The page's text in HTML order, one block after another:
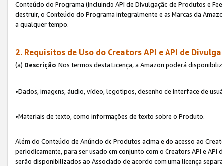
Conteúdo do Programa (incluindo API de Divulgação de Produtos e
destruir, o Conteúdo do Programa integralmente e as Marcas da
a qualquer tempo.
2. Requisitos de Uso do Creators API e API de
(a) Descrição. Nos termos desta Licença, a Amazon poderá
•Dados, imagens, áudio, vídeo, logotipos, desenho de interface de
•Materiais de texto, como informações de texto sobre o Produto.
Além do Conteúdo de Anúncio de Produtos acima e do acesso ao
periodicamente, para ser usado em conjunto com o Creators API e
serão disponibilizados ao Associado de acordo com uma licença